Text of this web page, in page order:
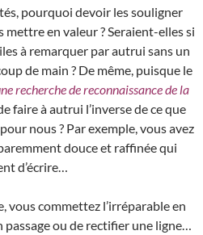
pourquoi devoir les souligner
mettre en valeur ? Seraient-elles si
à remarquer par autrui sans un
de main ? De même, puisque le
recherche de reconnaissance de la
faire à autrui l’inverse de ce que
nous ? Par exemple, vous avez
douce et raffinée qui
d’écrire…
vous commettez l’irréparable en
ou de rectifier une ligne…